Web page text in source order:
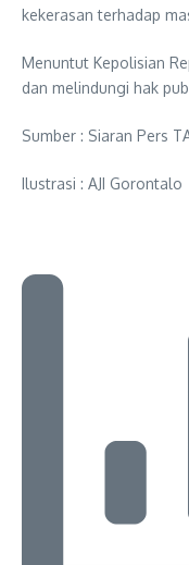
kekerasan terhadap
Menuntut Kepolisian
dan melindungi hak
Sumber : Siaran Pers
Ilustrasi : AJI Gorontalo